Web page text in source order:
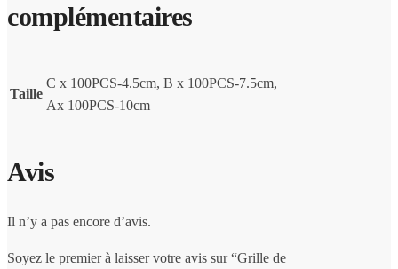
complémentaires
Taille
C x 100PCS-4.5cm, B x 100PCS-7.5cm,
Ax 100PCS-10cm
Avis
Il n’y a pas encore d’avis.
Soyez le premier à laisser votre avis sur “Grille de